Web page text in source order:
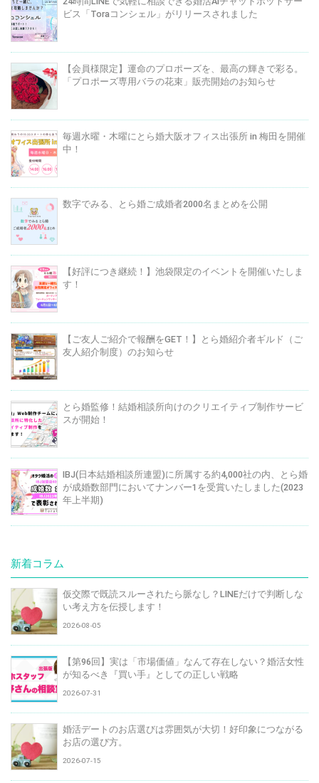
ビス「Toraコンシェル」がリリースされました
【会員様限定】運命のプロポーズを、最高の輝きで彩る。
「プロポーズ専用バラの花束」販売開始のお知らせ
毎週水曜・木曜にとら婚大阪オフィス出張所 in 梅田を開催
中！
数字でみる、とら婚ご成婚者2000名まとめを公開
【好評につき継続！】池袋限定のイベントを開催いたしま
す！
【ご友人ご紹介で報酬をGET！】とら婚紹介者ギルド（ご
友人紹介制度）のお知らせ
とら婚監修！結婚相談所向けのクリエイティブ制作サービ
スが開始！
IBJ(日本結婚相談所連盟)に所属する約4,000社の内、とら婚
が成婚数部門においてナンバー1を受賞いたしました(2023
年上半期)
新着コラム
仮交際で既読スルーされたら脈なし？LINEだけで判断しな
い考え方を伝授します！
2026-08-05
【第96回】実は「市場価値」なんて存在しない？婚活女性
が知るべき『買い手』としての正しい戦略
2026-07-31
婚活デートのお店選びは雰囲気が大切！好印象につながる
お店の選び方。
2026-07-15